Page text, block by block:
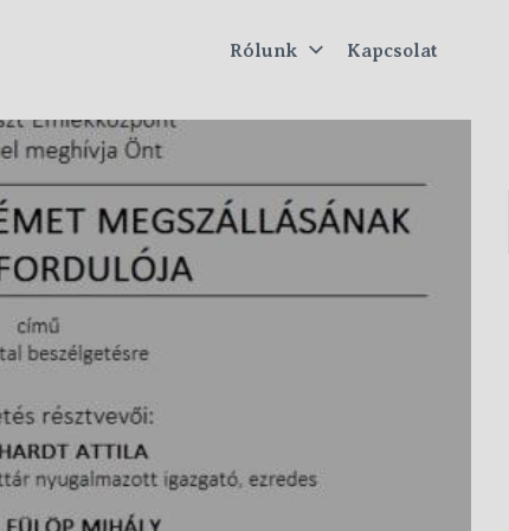
Rólunk Kapcsolat